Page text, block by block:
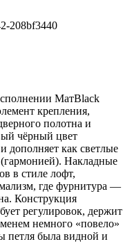
208bf3440
МатBlack
крепления,
полотна и
чёрный цвет
дополняет как светлые
Накладные
в стиле лофт,
где фурнитура —
Конструкция
регулировок, держит
немного «повело»
петля была видной и